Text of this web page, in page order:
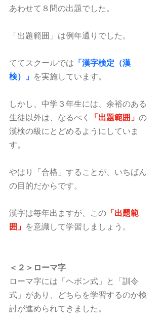
あわせて８問の出題でした。
「出題範囲」は例年通りでした。
ててスクールでは 「漢字検定（漢
検）」 を実施しています。
しかし、中学３年生には、余裕のある
生徒以外は、なるべく
「出題範囲」 の
漢検の級にとどめるようにしていま
す。
やはり「合格」することが、いちばん
の目的だからです。
漢字は毎年出ますが、この 「出題範
囲」 を意識して学習しましょう。
＜２＞ローマ字
ローマ字には「ヘボン式」と「訓令
式」があり、どちらを学習するのか検
討が進められてきました。